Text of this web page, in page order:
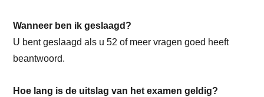
Wanneer ben ik geslaagd?
U bent geslaagd als u 52 of meer vragen goed heeft
beantwoord.
Hoe lang is de uitslag van het examen geldig?